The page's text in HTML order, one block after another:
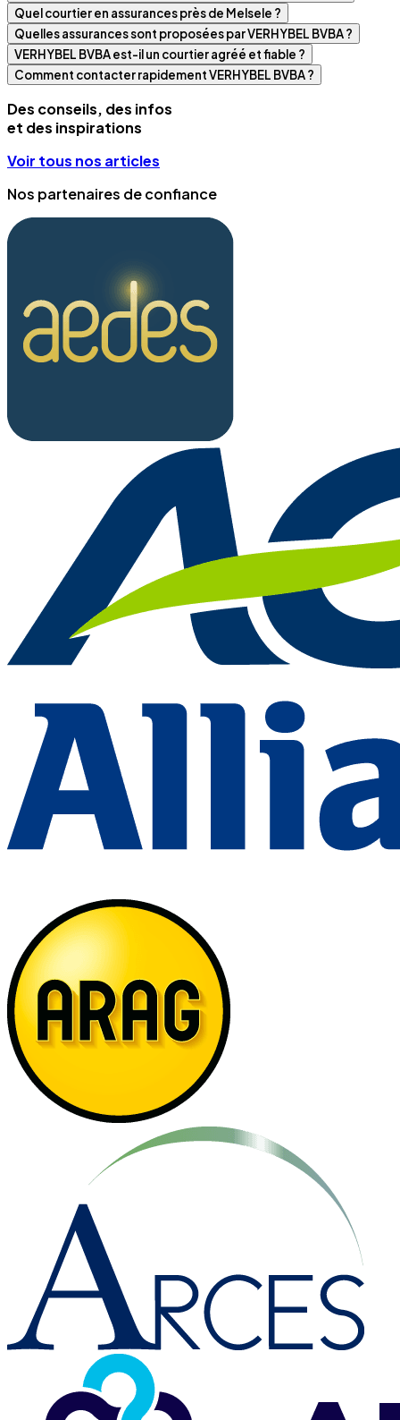
Quel courtier en assurances près de Melsele ?
Quelles assurances sont proposées par VERHYBEL BVBA ?
VERHYBEL BVBA est-il un courtier agréé et fiable ?
Comment contacter rapidement VERHYBEL BVBA ?
Des conseils, des infos
et des inspirations
Voir tous nos articles
Nos partenaires de confiance